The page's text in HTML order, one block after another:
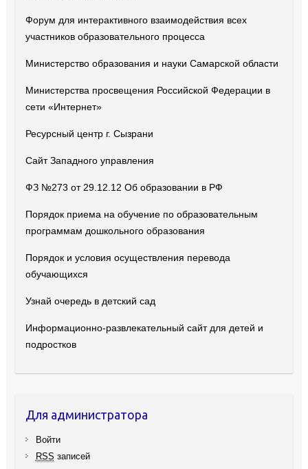
Форум для интерактивного взаимодействия всех
участников образовательного процесса
Министерство образования и науки Самарской области
Министерства просвещения Российской Федерации в
сети «Интернет»
Ресурсный центр г. Сызрани
Сайт Западного управления
ФЗ №273 от 29.12.12 Об образовании в РФ
Порядок приема на обучение по образовательным
программам дошкольного образования
Порядок и условия осуществления перевода
обучающихся
Узнай очередь в детский сад
Информационно-развлекательный сайт для детей и
подростков
Для администратора
Войти
RSS записей